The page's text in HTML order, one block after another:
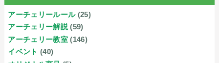
アーチェリールール (25)
アーチェリー解説 (59)
アーチェリー教室 (146)
イベント (40)